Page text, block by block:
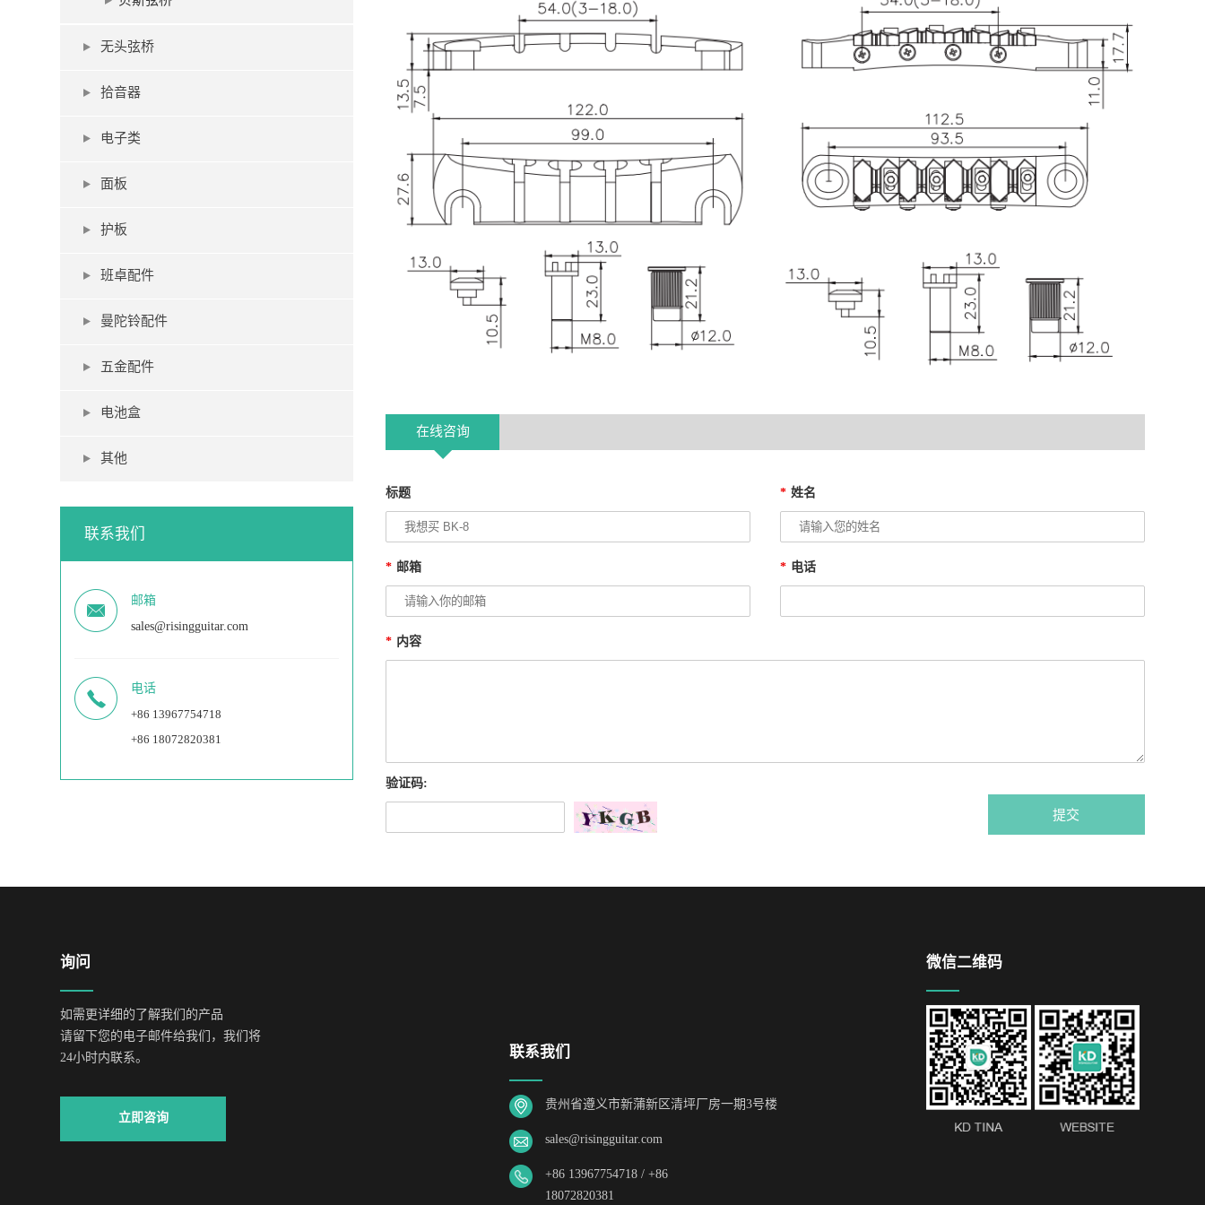
无头弦桥
拾音器
电子类
面板
护板
班卓配件
曼陀铃配件
五金配件
电池盒
其他
联系我们
邮箱
sales@risingguitar.com
电话
+86 13967754718
+86 18072820381
在线咨询
标题 * 姓名
* 邮箱 * 电话
* 内容
验证码:
提交
询问
如需更详细的了解我们的产品
请留下您的电子邮件给我们，我们将
24小时内联系。
立即咨询
联系我们
贵州省遵义市新蒲新区清坪厂房一期3号楼
sales@risingguitar.com
+86 13967754718 / +86
18072820381
微信二维码